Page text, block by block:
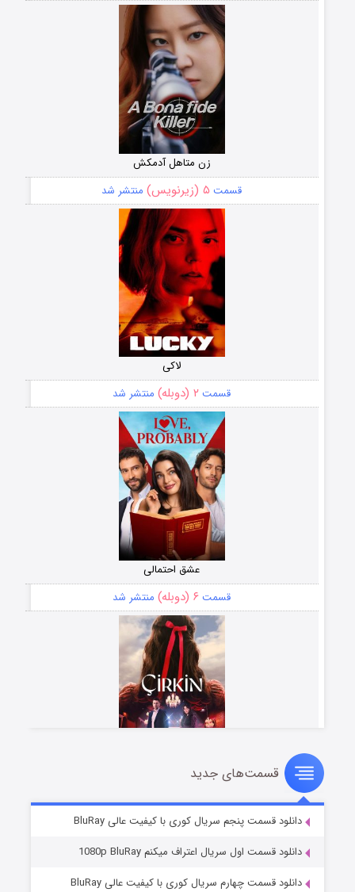
زن متاهل آدمکش
قسمت ۵ (زیرنویس) منتشر شد
لاکی
قسمت ۲ (دوبله) منتشر شد
عشق احتمالی
قسمت ۶ (دوبله) منتشر شد
سریال زشت
قسمت۵ (زیرنویس) منتشر شد
قسمت‌های جدید
دانلود قسمت پنجم سریال کوری با کیفیت عالی BluRay
دانلود قسمت اول سریال اعتراف میکنم 1080p BluRay
دانلود قسمت چهارم سریال کوری با کیفیت عالی BluRay